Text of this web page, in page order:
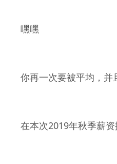
嘿嘿
你再一次要被平均，并
在本次2019年秋季薪